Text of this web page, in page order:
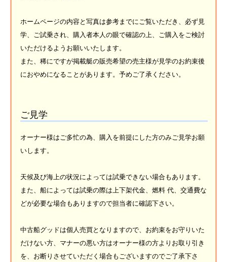
ホームページの内容と写真は参考までにご覧いただき、必ず見
学、ご試乗され、購入者本人の眼で確認の上、ご購入をご検討
いただけるようお願いいたします。
また、稀にですが掲載艇の販売希望の売主様が見学のお約束後
におやめになることがあります。予めご了承ください。
ご見学
オーナー様はご多忙の為、購入を前提にした方のみご見学お願
いします。
天候及び海上の状況によっては試乗できない場合もあります。
また、船によっては試乗の際は上下架代金、燃料 代、交通費な
どが必要な場合もありますので担当者に確認下さい。
中古船グッドは個人売買となりますので、お約束をお守りいた
だけない方、マナーの悪い方はオーナー様の方よりお取り引き
を、お断りさせていただく場合もございますのでご了承下さ